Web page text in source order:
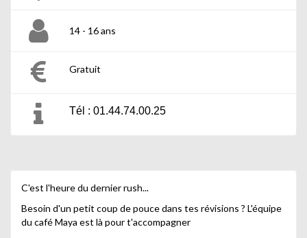
14 - 16 ans
Gratuit
Tél : 01.44.74.00.25
C'est l'heure du dernier rush...
Besoin d'un petit coup de pouce dans tes révisions ? L'équipe
du café Maya est là pour t'accompagner